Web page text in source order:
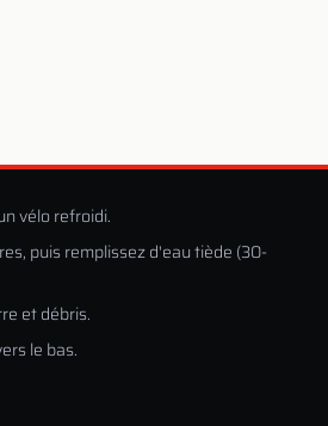
vélo refroidi.
puis remplissez d'eau tiède (30-
et débris.
le bas.